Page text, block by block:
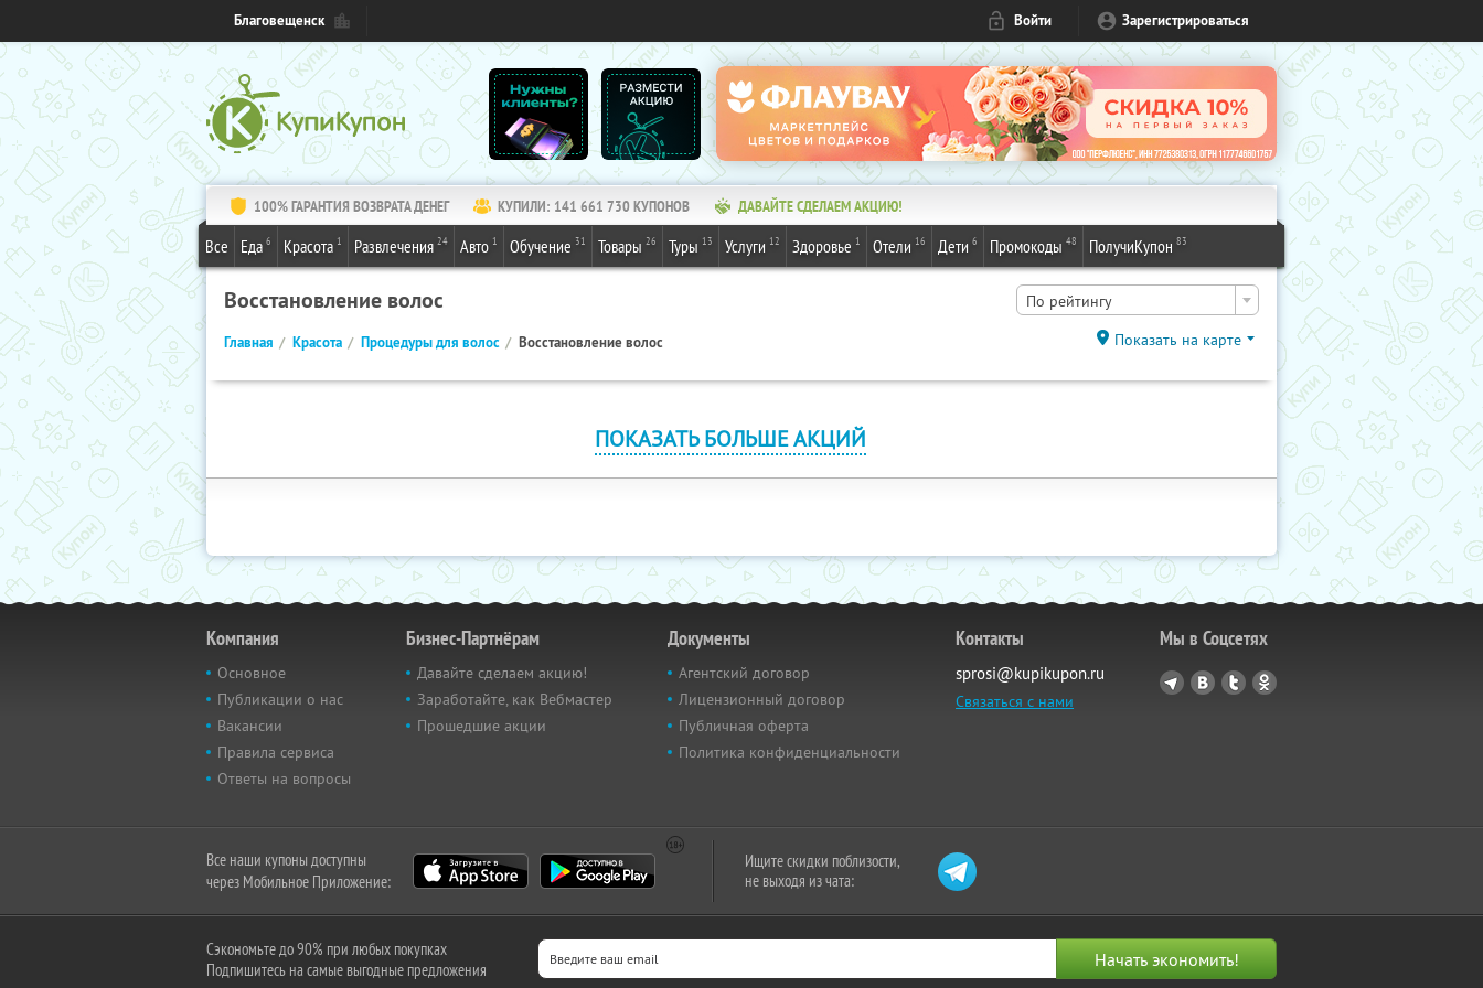
Благовещенск Войти Зарегистрироваться
100% ГАРАНТИЯ ВОЗВРАТА ДЕНЕГ КУПИЛИ: 141 661 730КУПОНОВ ДАВАЙТЕ СДЕЛАЕМ АКЦИЮ!
Все Еда 6 Красота 1 Развлечения 24 Авто 1 Обучение 31 Товары 26 Туры 13 Услуги 12 Здоровье 1 Отели 16 Дети 6 Промокоды 48 ПолучиКупон 83
Восстановление волос По рейтингу
Главная Красота Процедуры для волос Восстановление волос Показать на карте
ПОКАЗАТЬ БОЛЬШЕ АКЦИЙ
Компания
Основное
Публикации о нас
Вакансии
Правила сервиса
Ответы на вопросы
Бизнес-Партнёрам
Давайте сделаем акцию!
Заработайте, как Вебмастер
Прошедшие акции
Документы
Агентский договор
Лицензионный договор
Публичная оферта
Политика конфиденциальности
Контакты
sprosi@kupikupon.ru
Связаться с нами
Мы в Соцсетях
Все наши купоны доступны
через Мобильное Приложение:
Ищите скидки поблизости,
не выходя из чата:
Сэкономьте до 90% при любых покупках
Подпишитесь на самые выгодные предложения